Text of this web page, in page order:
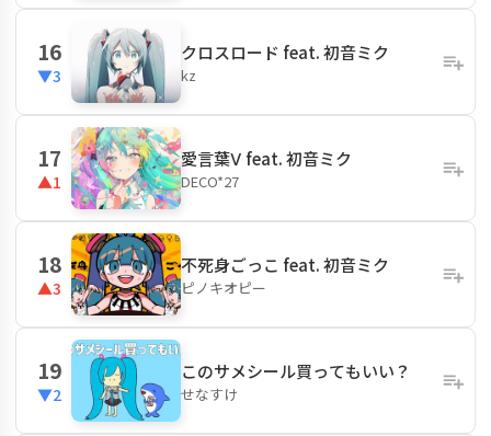
16
▼3
クロスロード feat. 初音ミク
kz
17
▲1
愛言葉Ⅴ feat. 初音ミク
DECO*27
18
▲3
不死身ごっこ feat. 初音ミク
ピノキオピー
19
▼2
このサメシール買ってもいい？
せなすけ